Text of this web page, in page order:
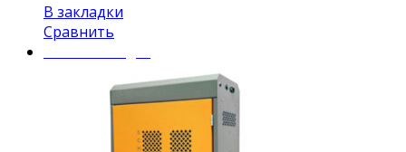
В закладки
Сравнить